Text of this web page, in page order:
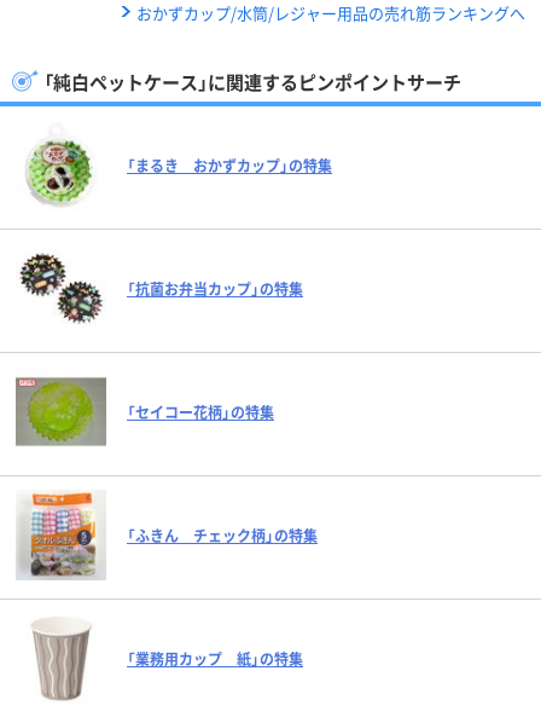
おかずカップ/水筒/レジャー用品の売れ筋ランキングへ
「純白ペットケース」に関連するピンポイントサーチ
「まるき おかずカップ」の特集
「抗菌お弁当カップ」の特集
「セイコー花柄」の特集
「ふきん チェック柄」の特集
「業務用カップ 紙」の特集